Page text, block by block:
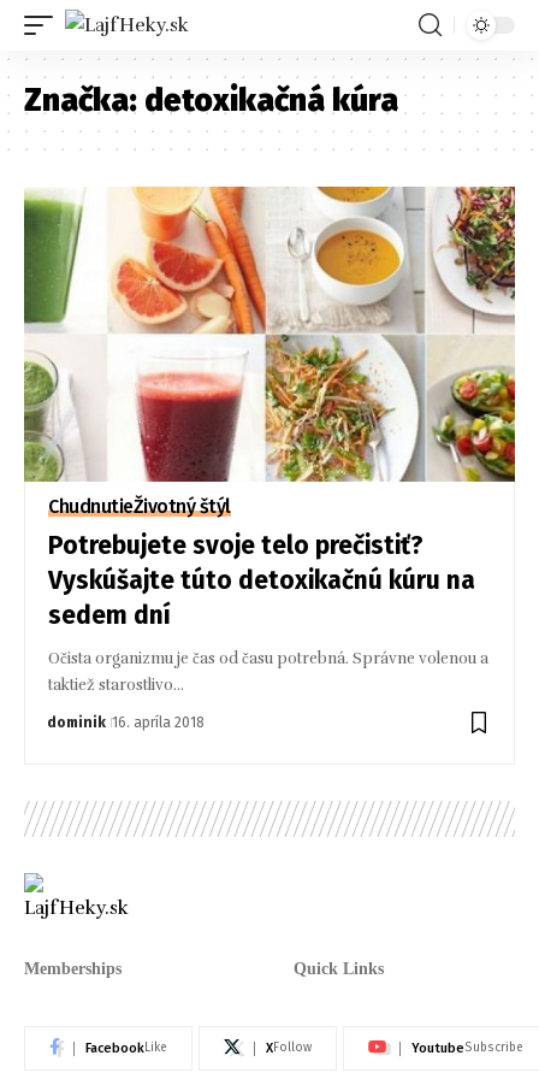
Značka: detoxikačná kúra
ChudnutieŽivotný štýl
Potrebujete svoje telo prečistiť?
Vyskúšajte túto detoxikačnú kúru na
sedem dní
Očista organizmu je čas od času potrebná. Správne volenou a
taktiež starostlivo…
dominik 16. apríla 2018
Memberships Quick Links
FacebookLike XFollow YoutubeSubscribe